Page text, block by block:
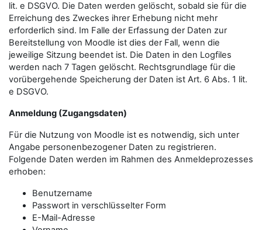
lit. e DSGVO. Die Daten werden gelöscht, sobald sie für die
Erreichung des Zweckes ihrer Erhebung nicht mehr
erforderlich sind. Im Falle der Erfassung der Daten zur
Bereitstellung von Moodle ist dies der Fall, wenn die
jeweilige Sitzung beendet ist. Die Daten in den Logfiles
werden nach 7 Tagen gelöscht. Rechtsgrundlage für die
vorübergehende Speicherung der Daten ist Art. 6 Abs. 1 lit.
e DSGVO.
Anmeldung (Zugangsdaten)
Für die Nutzung von Moodle ist es notwendig, sich unter
Angabe personenbezogener Daten zu registrieren.
Folgende Daten werden im Rahmen des Anmeldeprozesses
erhoben:
Benutzername
Passwort in verschlüsselter Form
E-Mail-Adresse